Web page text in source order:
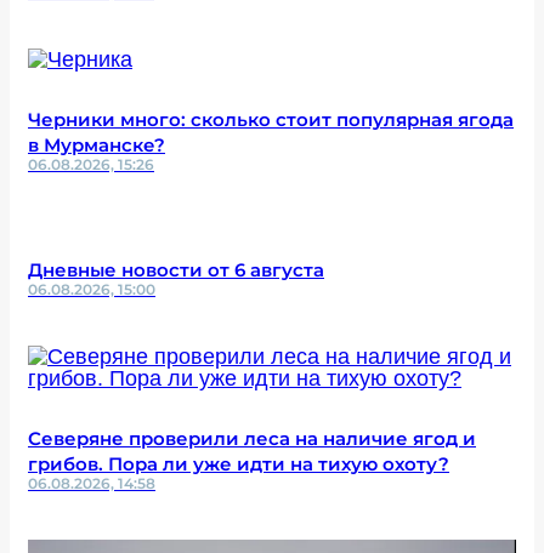
Черники много: сколько стоит популярная ягода
в Мурманске?
06.08.2026, 15:26
Дневные новости от 6 августа
06.08.2026, 15:00
Северяне проверили леса на наличие ягод и
грибов. Пора ли уже идти на тихую охоту?
06.08.2026, 14:58